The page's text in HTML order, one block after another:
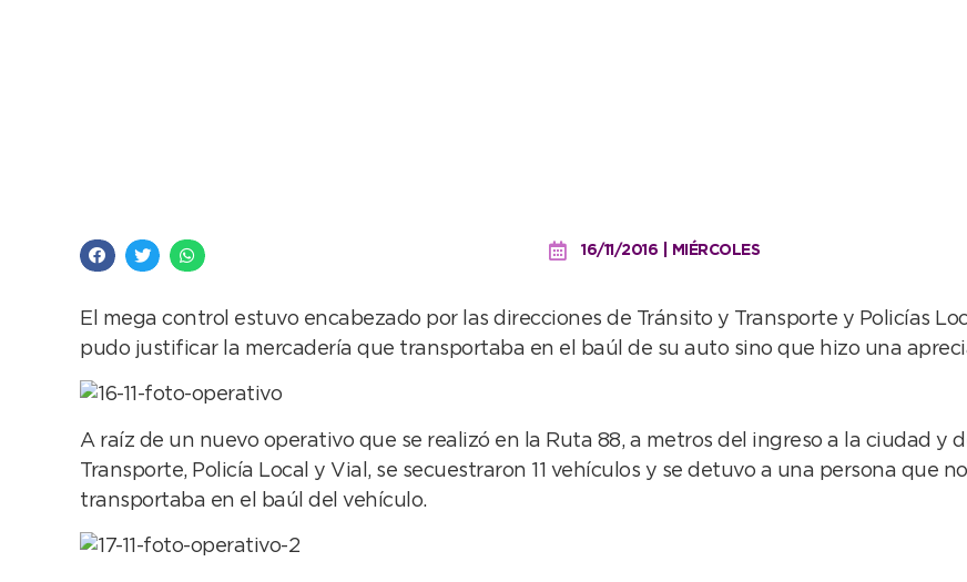
16/11/2016 | MIÉRCOLES
El mega control estuvo encabezado por las direcciones de Tránsito y Transporte y Policías
pudo justificar la mercadería que transportaba en el baúl de su auto sino que hizo una
A raíz de un nuevo operativo que se realizó en la Ruta 88, a metros del ingreso a la ciudad y
Transporte, Policía Local y Vial, se secuestraron 11 vehículos y se detuvo a una persona que
transportaba en el baúl del vehículo.